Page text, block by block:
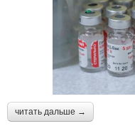
читать дальше →